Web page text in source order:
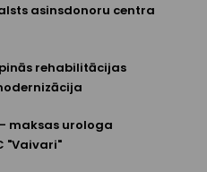
asinsdonoru centra
rehabilitācijas
maksas urologa
"Vaivari"